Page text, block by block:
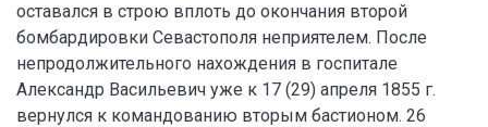
оставался в строю вплоть до окончания второй
бомбардировки Севастополя неприятелем. После
непродолжительного нахождения в госпитале
Александр Васильевич уже к 17 (29) апреля 1855 г.
вернулся к командованию вторым бастионом. 26